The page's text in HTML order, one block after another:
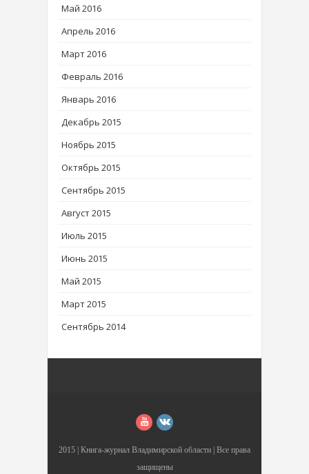
Май 2016
Апрель 2016
Март 2016
Февраль 2016
Январь 2016
Декабрь 2015
Ноябрь 2015
Октябрь 2015
Сентябрь 2015
Август 2015
Июль 2015
Июнь 2015
Май 2015
Март 2015
Сентябрь 2014
2015 | Книга-журнал Владимирской области | Все права
защищены